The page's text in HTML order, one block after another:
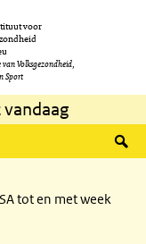
voor
van Volksgezondheid,
Sport
tot en met week